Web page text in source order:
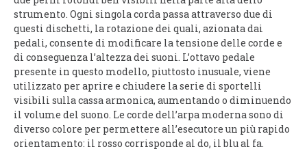
strumento. Ogni singola corda passa attraverso due di
questi dischetti, la rotazione dei quali, azionata dai
pedali, consente di modificare la tensione delle corde e
di conseguenza l’altezza dei suoni. L’ottavo pedale
presente in questo modello, piuttosto inusuale, viene
utilizzato per aprire e chiudere la serie di sportelli
visibili sulla cassa armonica, aumentando o diminuendo
il volume del suono. Le corde dell’arpa moderna sono di
diverso colore per permettere all’esecutore un più rapido
orientamento: il rosso corrisponde al do, il blu al fa.